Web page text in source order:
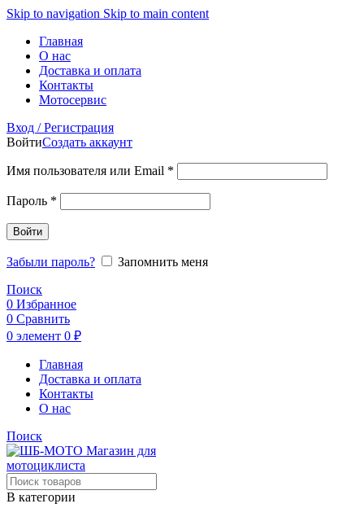
Skip to navigation Skip to main content
Главная
О нас
Доставка и оплата
Контакты
Мотосервис
Вход / Регистрация
ВойтиСоздать аккаунт
Имя пользователя или Email *
Пароль *
Войти
Забыли пароль?
Запомнить меня
Поиск
0 Избранное
0 Сравнить
0 элемент 0 ₽
Главная
Доставка и оплата
Контакты
О нас
Поиск
В категории